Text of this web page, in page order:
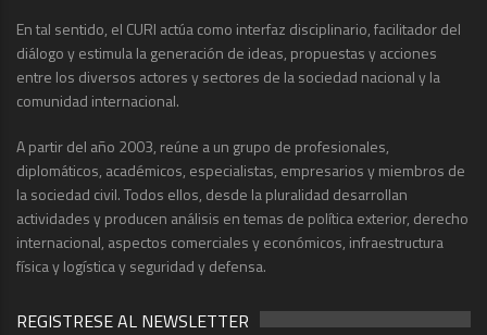
En tal sentido, el CURI actúa como interfaz disciplinario, facilitador del
diálogo y estimula la generación de ideas, propuestas y acciones
entre los diversos actores y sectores de la sociedad nacional y la
comunidad internacional.
A partir del año 2003, reúne a un grupo de profesionales,
diplomáticos, académicos, especialistas, empresarios y miembros de
la sociedad civil. Todos ellos, desde la pluralidad desarrollan
actividades y producen análisis en temas de política exterior, derecho
internacional, aspectos comerciales y económicos, infraestructura
física y logística y seguridad y defensa.
REGISTRESE AL NEWSLETTER